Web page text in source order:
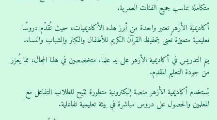
متكاملة تناسب جميع الفئات العمرية.
أكاديمية الأزهر تعتبر واحدة من أبرز هذه الأكاديميات، حيث تُقدّم دروسًا
تعليمية متميزة تُعنى بتحفيظ القرآن الكريم للأطفال والكبار والشباب والنساء.
يتم التدريس في أكاديمية الأزهر على يد علماء متخصصين في هذا المجال، مما يُعزز
من جودة التعليم المقدم.
تستخدم أكاديمية الأزهر منصة إلكترونية متطورة تتيح للطلاب التفاعل مع
المعلمين والحصول على دروس مباشرة في بيئة تعليمية تفاعلية.